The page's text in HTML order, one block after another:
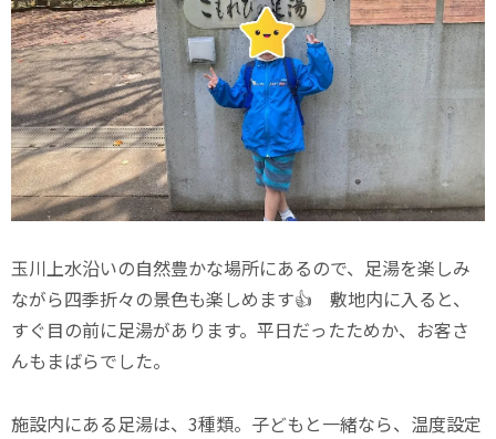
玉川上水沿いの自然豊かな場所にあるので、足湯を楽しみ
ながら四季折々の景色も楽しめます👍 敷地内に入ると、
すぐ目の前に足湯があります。平日だったためか、お客さ
んもまばらでした。
施設内にある足湯は、3種類。子どもと一緒なら、温度設定